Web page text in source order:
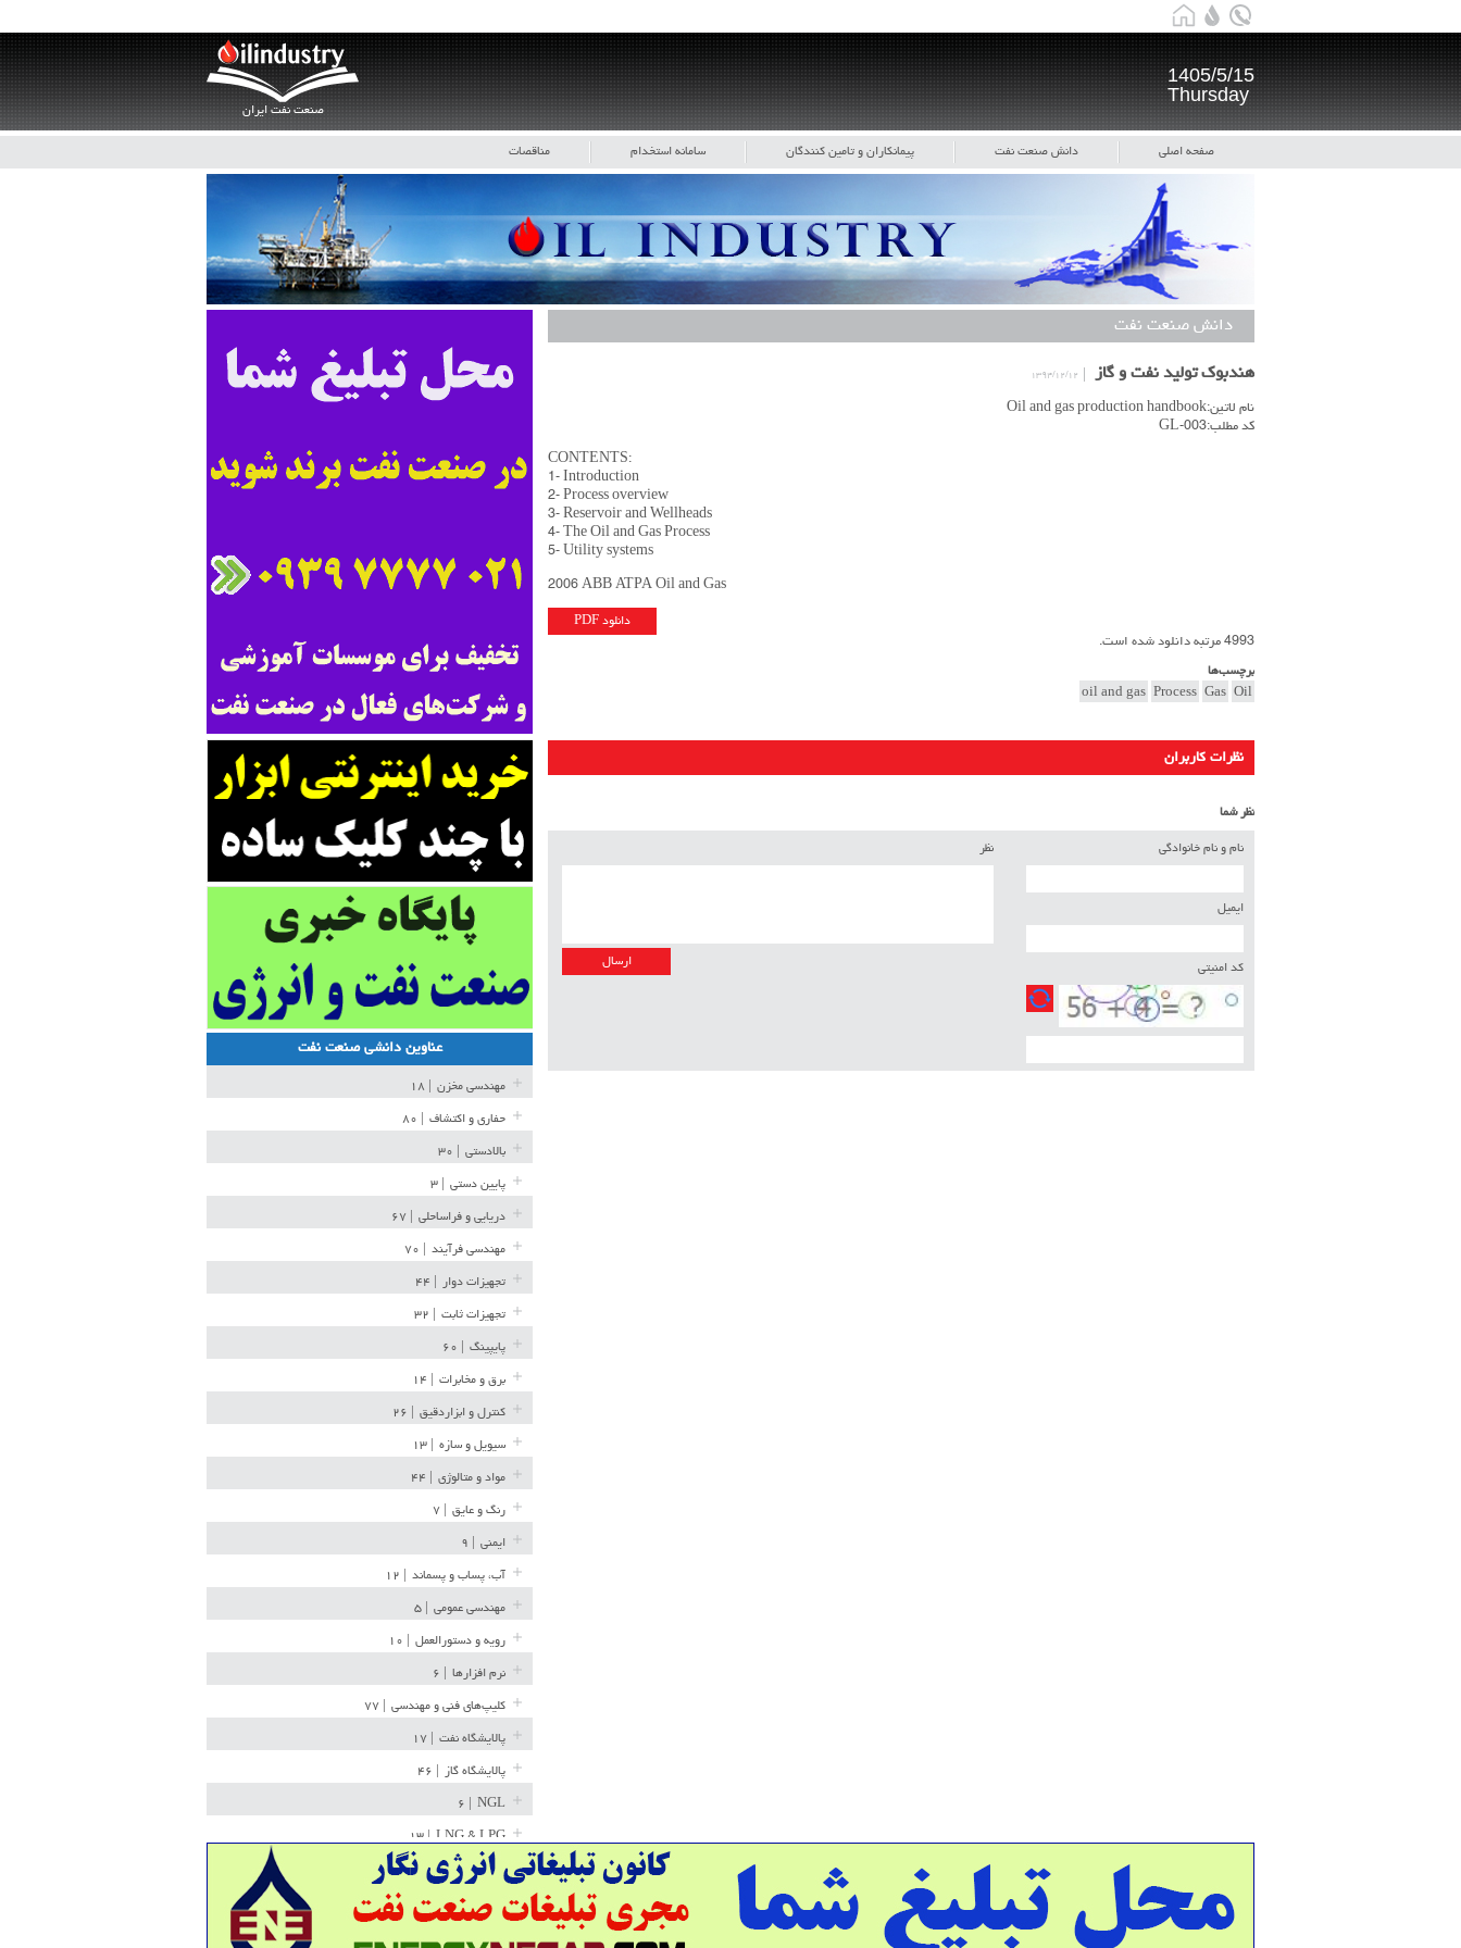
صنعت نفت ایران
1405/5/15
Thursday
صفحه اصلی دانش صنعت نفت پیمانکاران و تامین کنندگان سامانه استخدام مناقصات
دانش صنعت نفت
هندبوک تولید نفت و گاز ۱۳۹۴/۱۲/۱۲
نام لاتین:Oil and gas production handbook
کد مطلب:GL-003
CONTENTS:
1- Introduction
2- Process overview
3- Reservoir and Wellheads
4- The Oil and Gas Process
5- Utility systems
2006 ABB ATPA Oil and Gas
دانلود PDF
4993 مرتبه دانلود شده است.
برچسب‌ها
Oil
Gas
Process
oil and gas
نظرات کاربران
نظر شما
نام و نام خانوادگی
ایمیل
کد امنیتی
نظر
عناوین دانشی صنعت نفت
مهندسی مخزن
حفاری و اکتشاف
بالادستی
پایین دستی
دریایی و فراساحلی
مهندسی فرآیند
تجهیزات دوار
تجهیزات ثابت
پایپینگ
برق و مخابرات
کنترل و ابزاردقیق
سیویل و سازه
مواد و متالوژی
رنگ و عایق
ایمنی
آب، پساب و پسماند
مهندسی عمومی
رویه و دستورالعمل
نرم افزارها
کلیپ‌های فنی و مهندسی
پالایشگاه نفت
پالایشگاه گاز
NGL
LNG & LPG | ۱۳
خط لوله | ۳۶
مخازن ذخیره